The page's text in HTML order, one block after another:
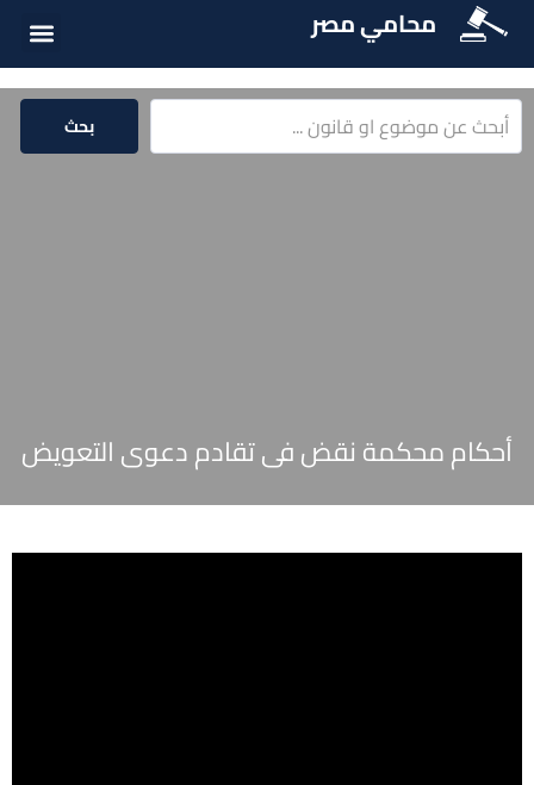
محامي مصر
بحث
أحكام محكمة نقض فى تقادم دعوى التعويض